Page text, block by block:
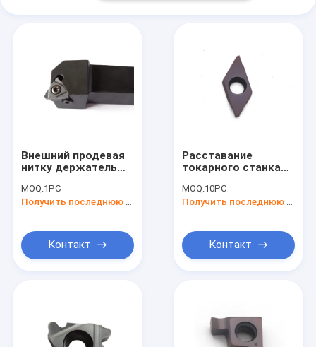
Внешний продевая
нитку держатель
Ser2020k16
токарного станка
MOQ:1PC
Получить последнюю цену
Контакт
Расставание
токарного станка
калибровать
расставание с
MOQ:10PC
Получить последнюю цену
Контакт